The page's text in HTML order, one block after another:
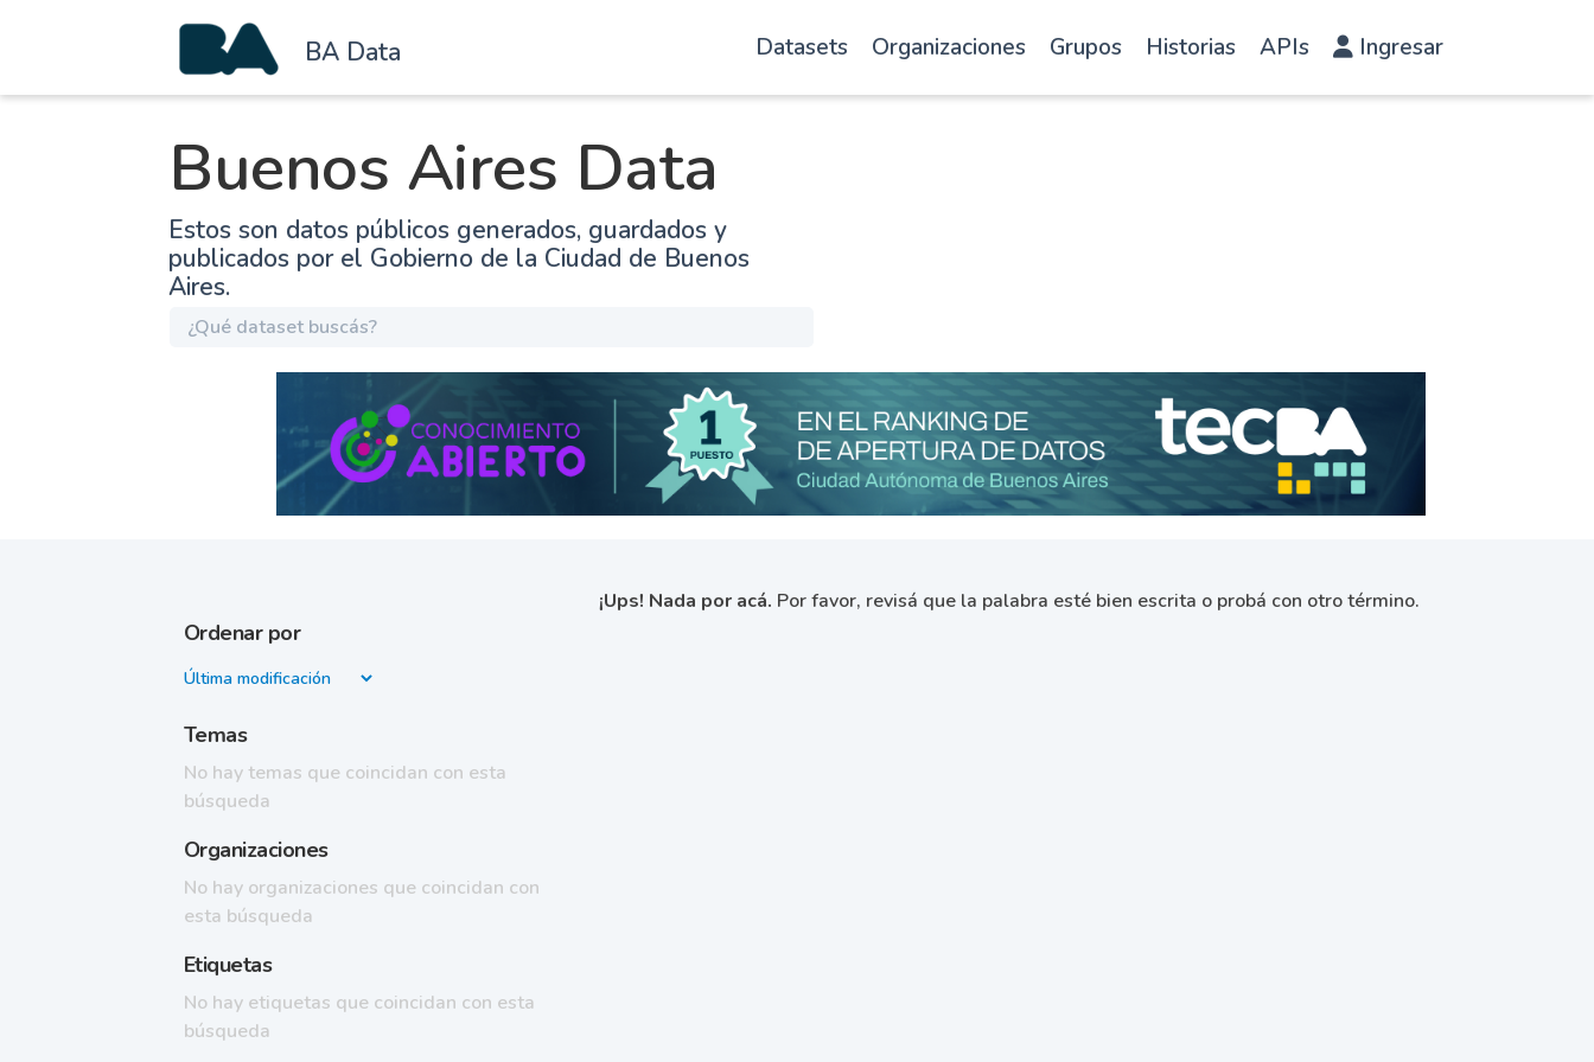
BA Data Datasets Organizaciones Grupos Historias APIs Ingresar
Buenos Aires Data
Estos son datos públicos generados, guardados y
publicados por el Gobierno de la Ciudad de Buenos
Aires.
Ordenar por
Temas
No hay temas que coincidan con esta
búsqueda
Organizaciones
No hay organizaciones que coincidan con
esta búsqueda
Etiquetas
No hay etiquetas que coincidan con esta
búsqueda
¡Ups! Nada por acá. Por favor, revisá que la palabra esté bien escrita o probá con otro término.